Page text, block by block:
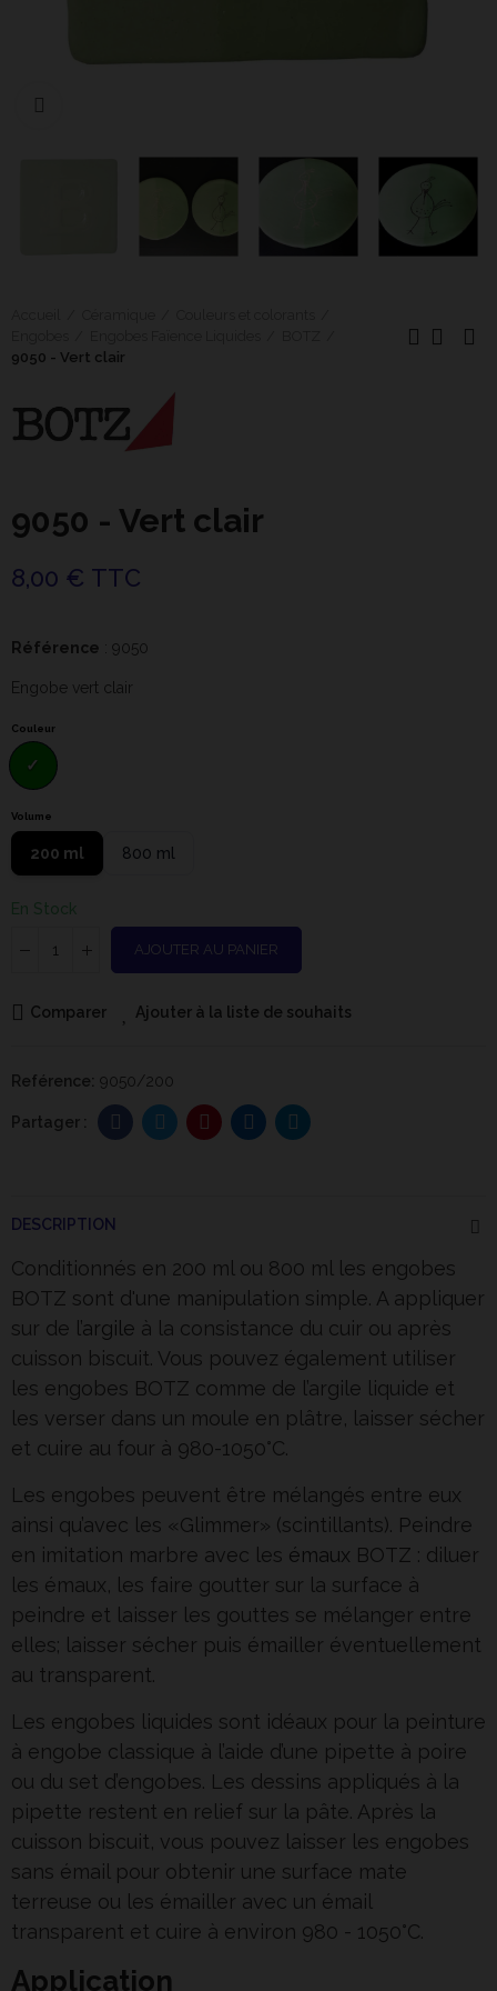
9050 - Vert clair
9050 - Vert clair
8,00 € TTC
Référence : 9050
Engobe vert clair
Couleur
Volume
200 ml 800 ml
En Stock
AJOUTER AU PANIER
Comparer Ajouter à la liste de souhaits
Reférence: 9050/200
DESCRIPTION
Conditionnés en 200 ml ou 800 ml les engobes
BOTZ sont d'une manipulation simple. A appliquer
sur de l’argile à la consistance du cuir ou après
cuisson biscuit. Vous pouvez également utiliser
les engobes BOTZ comme de l’argile liquide et
les verser dans un moule en plâtre, laisser sécher
et cuire au four à 980-1050°C.
Les engobes peuvent être mélangés entre eux
ainsi qu’avec les «Glimmer» (scintillants). Peindre
en imitation marbre avec les émaux BOTZ : diluer
les émaux, les faire goutter sur la surface à
peindre et laisser les gouttes se mélanger entre
elles; laisser sécher puis émailler éventuellement
au transparent.
Les engobes liquides sont idéaux pour la peinture
à engobe classique à l’aide d’une pipette à poire
ou du set d’engobes. Les dessins appliqués à la
pipette restent en relief sur la pâte. Après la
cuisson biscuit, vous pouvez laisser les engobes
sans émail pour obtenir une surface mate
terreuse ou les émailler avec un émail
transparent et cuire à environ 980 - 1050°C.
Application